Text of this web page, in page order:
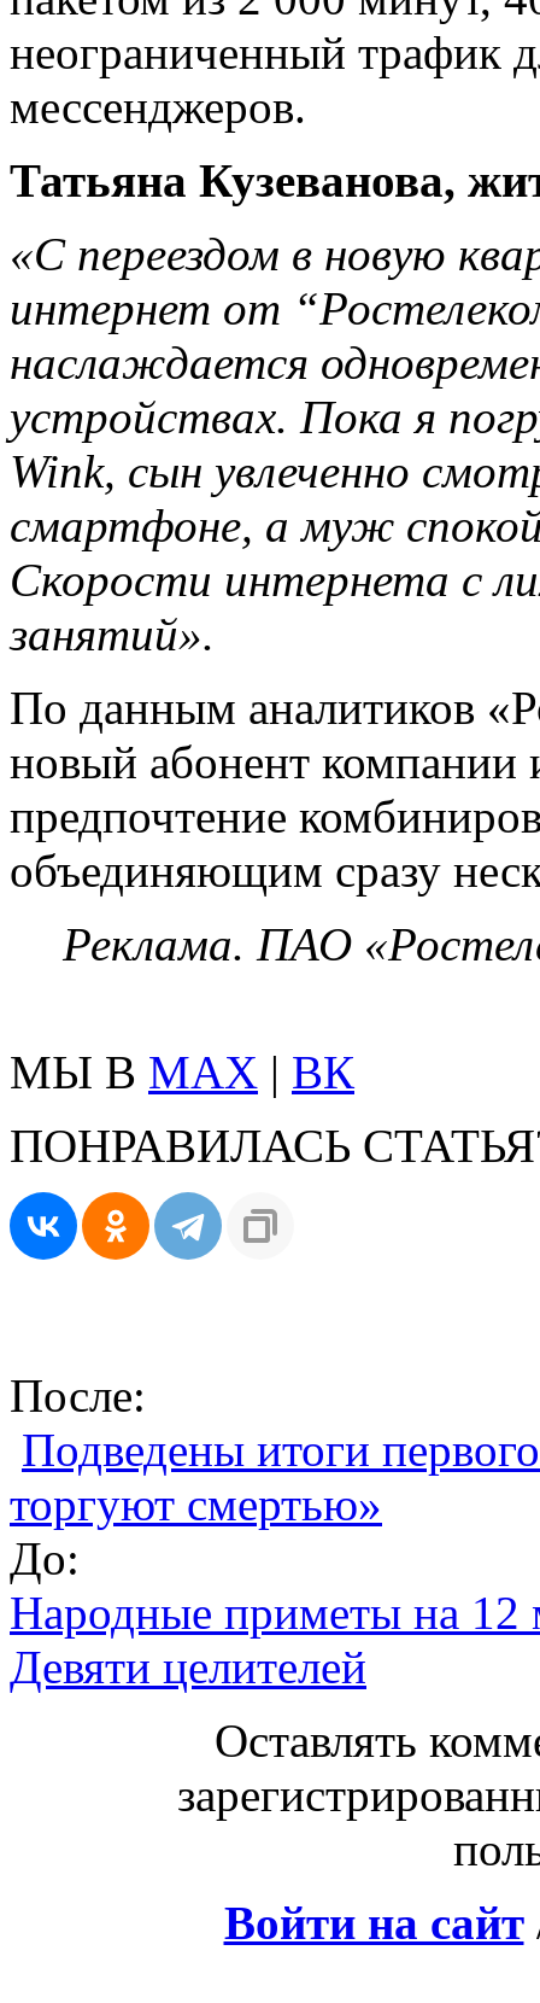
неограниченный трафик
мессенджеров.
Татьяна Кузеванова,
«С переездом в новую
интернет от
наслаждается
устройствах. Пока я
Wink, сын увлеченно
смартфоне, а муж
Скорости интернета с
занятий».
По данным аналитиков
новый абонент компании
предпочтение
объединяющим сразу
Реклама. ПАО
МЫ В MAX | ВК
ПОНРАВИЛАСЬ
После:
Подведены итоги
торгуют смертью»
До:
Народные приметы на 12
Девяти целителей
Оставлять
Войти на сайт